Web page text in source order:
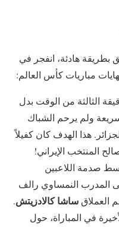
بطريقة هادئة، انفجر في
مباريات كأس العالم:
الثالثة من الوقت بدل
ولم يرحم الشباك
هذا الهدف كان كفيلاً
المنتخب الإيراني!
صدمة اللاعبين
المدرب النمساوي رالف
العملاق ساشا كالادزيتش.
في المباراة، حول